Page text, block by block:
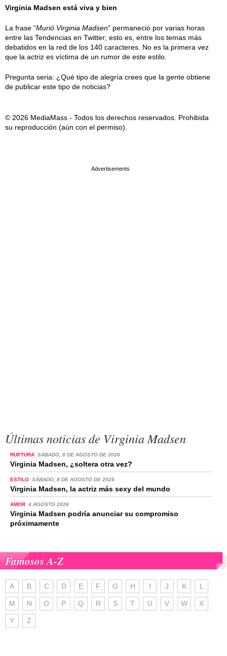
Virginia Madsen está viva y bien
La frase “Murió Virginia Madsen” permaneció por varias horas
entre las Tendencias en Twitter; esto es, entre los temas más
debatidos en la red de los 140 caracteres. No es la primera vez
que la actriz es víctima de un rumor de este estilo.
Pregunta seria: ¿Qué tipo de alegría crees que la gente obtiene
de publicar este tipo de noticias?
© 2026 MediaMass - Todos los derechos reservados. Prohibida
su reproducción (aún con el permiso).
Últimas noticias de Virginia Madsen
RUPTURA SÁBADO, 8 DE AGOSTO DE 2026
Virginia Madsen, ¿soltera otra vez?
ESTILO SÁBADO, 8 DE AGOSTO DE 2026
Virginia Madsen, la actriz más sexy del mundo
AMOR 4 AGOSTO 2026
Virginia Madsen podría anunciar su compromiso
próximamente
Famosos A-Z
A B C D E F G H I J K L
M N O P Q R S T U V W X
Y Z